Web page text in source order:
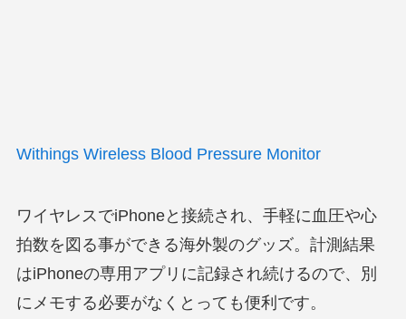
Withings Wireless Blood Pressure Monitor
ワイヤレスでiPhoneと接続され、手軽に血圧や心
拍数を図る事ができる海外製のグッズ。計測結果
はiPhoneの専用アプリに記録され続けるので、別
にメモする必要がなくとっても便利です。